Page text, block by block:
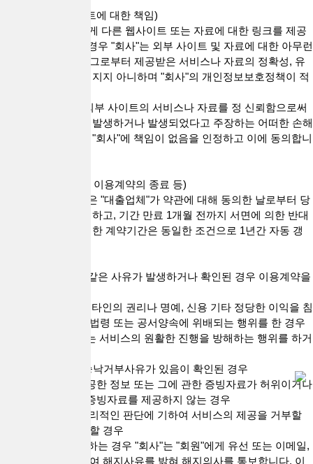
제 12 조(링크 사이트에 대한 책임)
1."회사"는 "회원"에게 다른 웹사이트 또는 자료에 대한 링크를 제공
할 수 있습니다. 이 경우 "회사"는 외부 사이트 및 자료에 대한 아무런
통제권이 없으므로 그로부터 제공받은 서비스나 자료의 정확성, 유
용성 등에 대해 책임지지 아니하며 "회사"의 개인정보보호정책이 적
2."회원"은 링크된 외부 사이트의 서비스나 자료를 정 신뢰함으로써
또는 이와 관련하여 발생하거나 발생되었다고 주장하는 어떠한 손해
나 손실에 대해서도 "회사"에 책임이 없음을 인정하고 이에 동의합니
제13조(계약기간 및 이용계약의 종료 등)
1. 이용계약의 기간은 "대출업체"가 약관에 대해 동의한 날로부터 당
해 연도 말일까지로 하고, 기간 만료 1개월 전까지 서면에 의한 반대
의 의사표시가 없는 한 계약기간은 동일한 조건으로 1년간 자동 갱
1) "회사"는 다음과 같은 사유가 발생하거나 확인된 경우 이용계약을
① 다른 "회원" 또는 타인의 권리나 명예, 신용 기타 정당한 이익을 침
해하거나 대한민국 법령 또는 공서양속에 위배되는 행위를 한 경우
② "회사"가 제공하는 서비스의 원활한 진행을 방해하는 행위를 하거
③ 제7조 제5항의 승낙거부사유가 있음이 확인된 경우
④ "대출업체"가 제공한 정보 또는 그에 관한 증빙자료가 허위이거나
"회사"가 요청하는 증빙자료를 제공하지 않는 경우
⑤ 기타 "회사"가 합리적인 판단에 기하여 서비스의 제공을 거부할
필요가 있다고 인정할 경우
2) "회사"가 해지를 하는 경우 "회사"는 "회원"에게 유선 또는 이메일,
기타의 방법을 통하여 해지사유를 밝혀 해지의사를 통보합니다. 이